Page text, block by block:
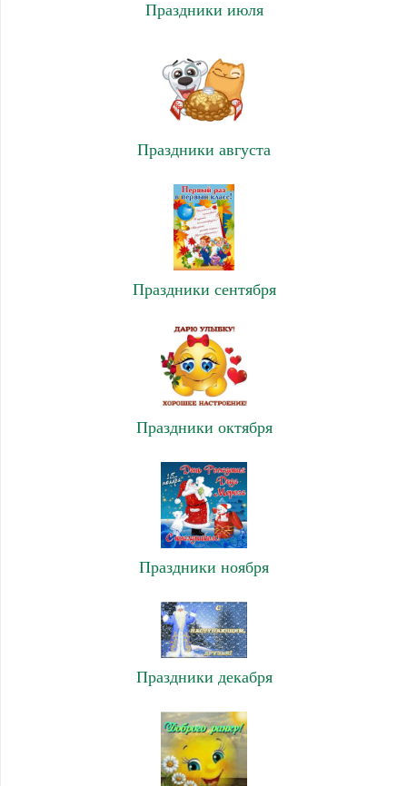
Праздники июля
Праздники августа
Праздники сентября
Праздники октября
Праздники ноября
Праздники декабря